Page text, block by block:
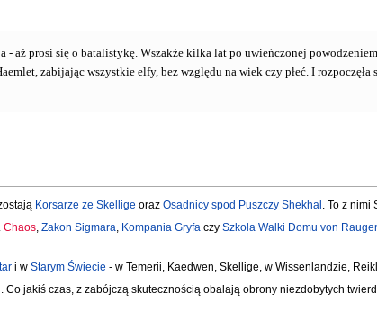
aż prosi się o batalistykę. Wszakże kilka lat po uwieńczonej
zabijając wszystkie elfy, bez względu na wiek czy płeć. I rozpoczęła
Korsarze ze Skellige oraz Osadnicy spod Puszczy Shekhal . To z
Chaos, Zakon Sigmara, Kompania Gryfa czy Szkoła Walki Domu von
i w Starym Świecie - w Temerii, Kaedwen, Skellige, w Wissenlandzie,
jakiś czas, z zabójczą skutecznością obalają obrony niezdobytych